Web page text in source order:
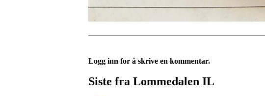
Logg inn for å skrive en kommentar.
Siste fra Lommedalen IL